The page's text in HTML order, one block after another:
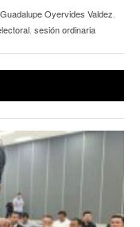
Oyervides Valdez
sesión ordinaria